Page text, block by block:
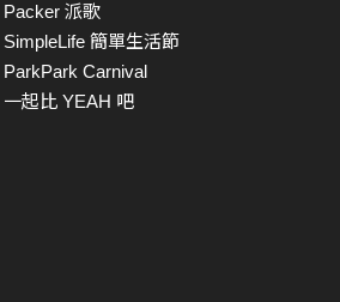
Packer 派歌
SimpleLife 簡單生活節
ParkPark Carnival
一起比 YEAH 吧